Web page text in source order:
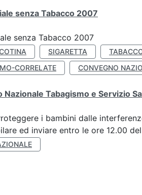
senza Tabacco 2007
senza Tabacco 2007
SIGARETTA
CORRELATE
CONVEGNO
Nazionale Tabagismo e Servizio
i bambini dalle
ed inviare entro le ore 12.00